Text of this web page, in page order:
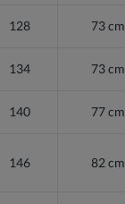
128 73 cm
134 73 cm
140 77 cm
146 82 cm